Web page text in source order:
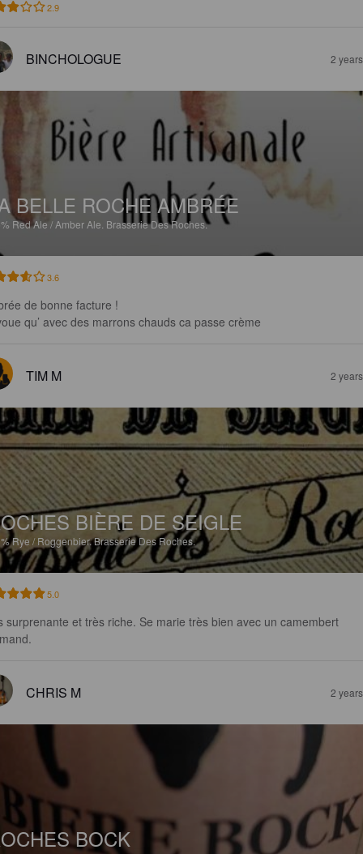
2.9
BINCHOLOGUE 2
BELLE ROCHE AMBRÉE
Red Ale / Amber Ale. Brasserie Des Roches.
3.6
de bonne facture !
qu’ avec des marrons chauds ca passe crème
TIM M 2
BIÈRE DE SEIGLE
Rye / Roggenbier.Brasserie Des Roches.
5.0
surprenante et très riche. Se marie très bien avec un camembert
CHRIS M 2
BOCK